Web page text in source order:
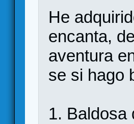
He
encanta,
aventura
se si hago
1. Baldosa